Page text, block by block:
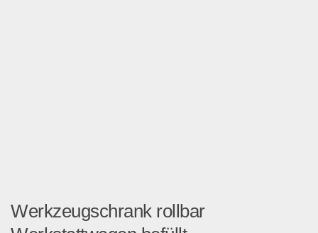
Werkzeugschrank rollbar